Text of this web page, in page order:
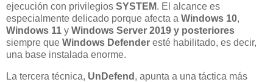
ejecución con privilegios SYSTEM. El alcance es
especialmente delicado porque afecta a Windows 10,
Windows 11 y Windows Server 2019 y posteriores
siempre que Windows Defender esté habilitado, es decir,
una base instalada enorme.
La tercera técnica, UnDefend , apunta a una táctica más